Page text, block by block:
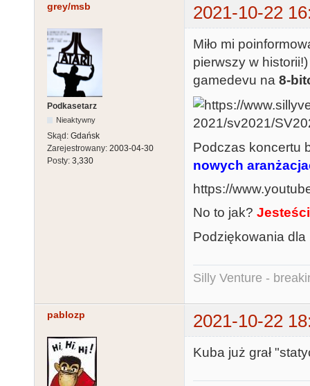
grey/msb 2021-10-22
Podkasetarz
Nieaktywny
Skąd: Gdańsk
Zarejestrowany: 2003-04-30
Posty: 3,330
Miło mi
pierwszy w
gamedevu na 8-
Podczas koncertu
nowych
https://
No to jak?
Podziękowania dla
Silly Venture -
pablozp 2021-10-22
Kuba już grał